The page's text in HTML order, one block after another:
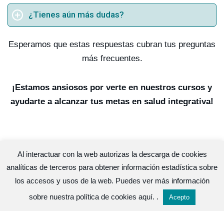
¿Tienes aún más dudas?
Esperamos que estas respuestas cubran tus preguntas
más frecuentes.
¡Estamos ansiosos por verte en nuestros cursos y
ayudarte a alcanzar tus metas en salud integrativa!
Lo que dicen nuestros alumnos
Al interactuar con la web autorizas la descarga de cookies
analíticas de terceros para obtener información estadística sobre
los accesos y usos de la web. Puedes ver más información
sobre nuestra política de cookies aquí. . Acepto